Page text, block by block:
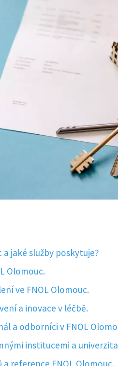
a jaké služby poskytuje?
Olomouc.
ve FNOL Olomouc.
a inovace v léčbě.
a odborníci v FNOL
institucemi a
reference FNOL Olomouc.